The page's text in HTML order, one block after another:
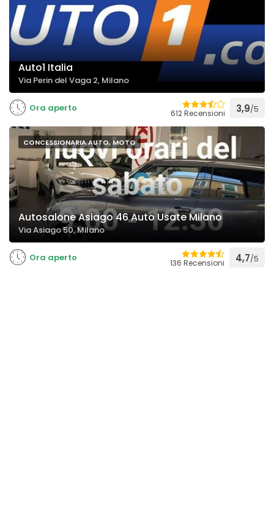
Auto1 Italia
Via Perin del Vaga 2, Milano
Ora aperto 612 Recensioni 3,9/5
CONCESSIONARIA AUTO, MOTO
Autosalone Asiago 46 Auto Usate Milano
Via Asiago 50, Milano
Ora aperto 136 Recensioni 4,7/5